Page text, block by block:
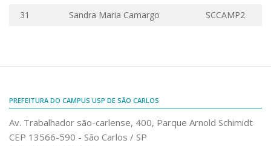
Acessibilidade
Pequeno Cidadão
Campus Universitário
31
Sandra Maria Camargo SCCAMP2
PREFEITURA DO CAMPUS USP DE SÃO CARLOS
Av. Trabalhador são-carlense, 400, Parque Arnold Schimidt
CEP 13566-590 - São Carlos / SP